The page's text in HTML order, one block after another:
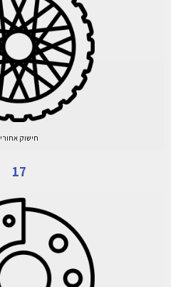
חישוק אחורי
17